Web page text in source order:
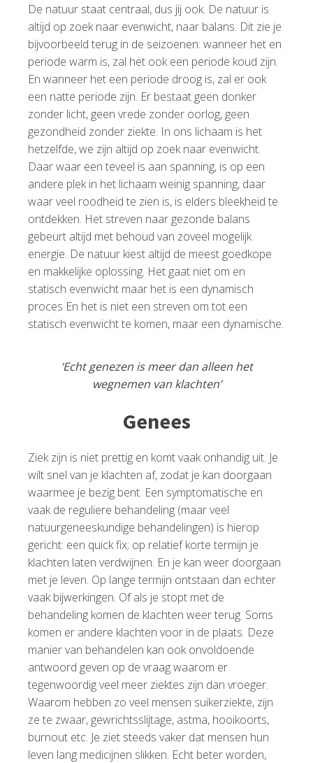
De natuur staat centraal, dus jij ook. De natuur is
altijd op zoek naar evenwicht, naar balans. Dit zie je
bijvoorbeeld terug in de seizoenen: wanneer het en
periode warm is, zal het ook een periode koud zijn.
En wanneer het een periode droog is, zal er ook
een natte periode zijn. Er bestaat geen donker
zonder licht, geen vrede zonder oorlog, geen
gezondheid zonder ziekte. In ons lichaam is het
hetzelfde, we zijn altijd op zoek naar evenwicht.
Daar waar een teveel is aan spanning, is op een
andere plek in het lichaam weinig spanning, daar
waar veel roodheid te zien is, is elders bleekheid te
ontdekken. Het streven naar gezonde balans
gebeurt altijd met behoud van zoveel mogelijk
energie. De natuur kiest altijd de meest goedkope
en makkelijke oplossing. Het gaat niet om en
statisch evenwicht maar het is een dynamisch
proces En het is niet een streven om tot een
statisch evenwicht te komen, maar een dynamische.
‘Echt genezen is meer dan alleen het
wegnemen van klachten’
Genees
Ziek zijn is niet prettig en komt vaak onhandig uit. Je
wilt snel van je klachten af, zodat je kan doorgaan
waarmee je bezig bent. Een symptomatische en
vaak de reguliere behandeling (maar veel
natuurgeneeskundige behandelingen) is hierop
gericht: een quick fix; op relatief korte termijn je
klachten laten verdwijnen. En je kan weer doorgaan
met je leven. Op lange termijn ontstaan dan echter
vaak bijwerkingen. Of als je stopt met de
behandeling komen de klachten weer terug. Soms
komen er andere klachten voor in de plaats. Deze
manier van behandelen kan ook onvoldoende
antwoord geven op de vraag waarom er
tegenwoordig veel meer ziektes zijn dan vroeger.
Waarom hebben zo veel mensen suikerziekte, zijn
ze te zwaar, gewrichtsslijtage, astma, hooikoorts,
burnout etc. Je ziet steeds vaker dat mensen hun
leven lang medicijnen slikken. Echt beter worden,